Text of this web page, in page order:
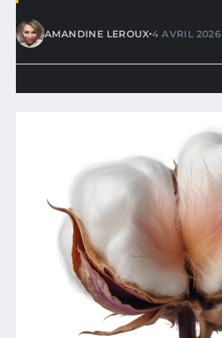
AMANDINE LEROUX•4 AVRIL 2026